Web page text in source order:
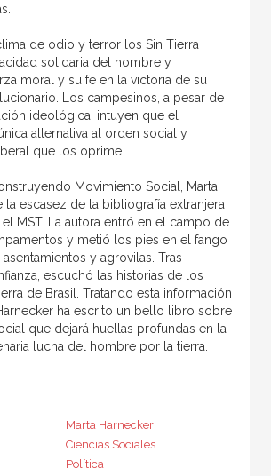
de odio y terror los Sin Tierra
solidaria del hombre y
moral y su fe en la victoria de su
Los campesinos, a pesar de
ideológica, intuyen que el
alternativa al orden social y
que los oprime.
Movimiento Social, Marta
la escasez de la bibliografía extranjera
MST. La autora entró en el campo de
y metió los pies en el fango
y agrovilas. Tras
escuchó las historias de los
de Brasil. Tratando esta información
ha escrito un bello libro sobre
que dejará huellas profundas en la
lucha del hombre por la tierra.
Marta Harnecker
Ciencias Sociales
Política